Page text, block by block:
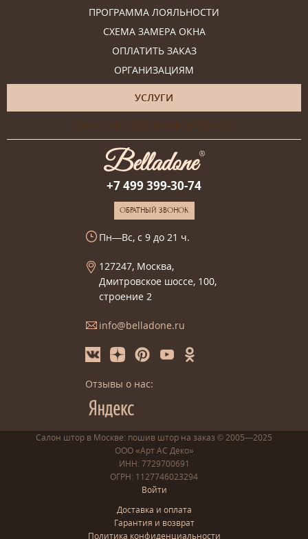
ПРОГРАММА ЛОЯЛЬНОСТИ
СХЕМА ЗАМЕРА ОКНА
ОПЛАТИТЬ ЗАКАЗ
ОРГАНИЗАЦИЯМ
УСЛУГИ
Онлайн-консультация дизайнера
+7 499 399-30-74
ОБРАТНЫЙ ЗВОНОК
Пн—Вс, с 9 до 21 ч.
127247, Москва,
Дмитровское шоссе, 100,
строение 2
info@belladone.ru
Отзывы о нас:
Салон штор в Москве: пошив штор на заказ © 2005—2025
ООО «Арт АС Деко»
ИНН: 7729700691
ОГРН: 1127746023294
Войти
Доставка и оплата
Гарантия и возврат
Политика конфиденциальности